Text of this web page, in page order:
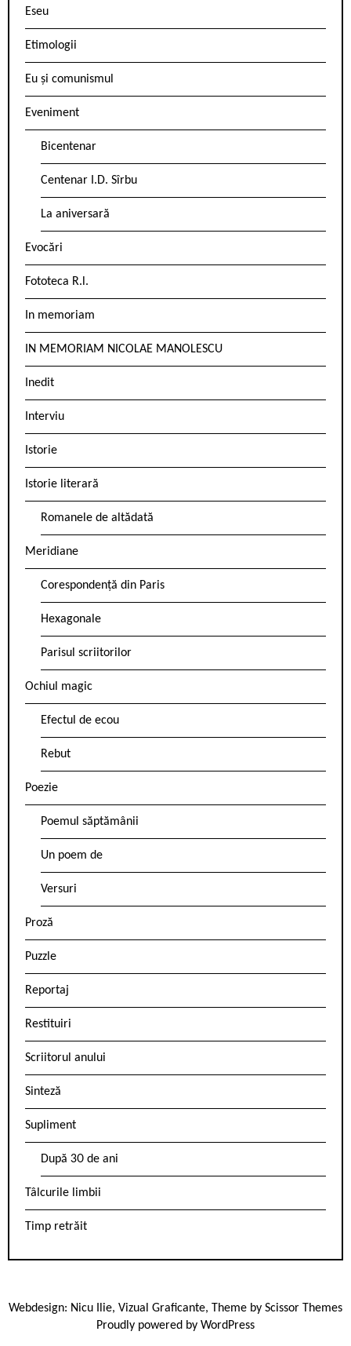
Eseu
Etimologii
Eu și comunismul
Eveniment
Bicentenar
Centenar I.D. Sîrbu
La aniversară
Evocări
Fototeca R.l.
In memoriam
IN MEMORIAM NICOLAE MANOLESCU
Inedit
Interviu
Istorie
Istorie literară
Romanele de altădată
Meridiane
Corespondență din Paris
Hexagonale
Parisul scriitorilor
Ochiul magic
Efectul de ecou
Rebut
Poezie
Poemul săptămânii
Un poem de
Versuri
Proză
Puzzle
Reportaj
Restituiri
Scriitorul anului
Sinteză
Supliment
După 30 de ani
Tâlcurile limbii
Timp retrăit
Webdesign: Nicu Ilie, Vizual Graficante, Theme by Scissor Themes
Proudly powered by WordPress